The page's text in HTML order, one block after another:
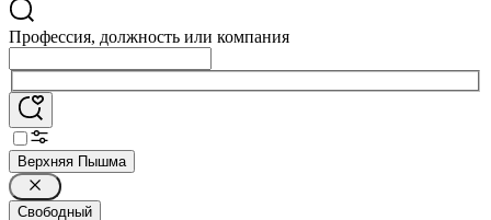
Профессия, должность или компания
Верхняя Пышма
Свободный